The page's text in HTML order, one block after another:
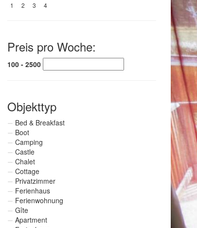
1 2 3 4
Preis pro Woche:
100 - 2500
Objekttyp
Bed & Breakfast
Boot
Camping
Castle
Chalet
Cottage
Privatzimmer
Ferienhaus
Ferienwohnung
Gîte
Apartment